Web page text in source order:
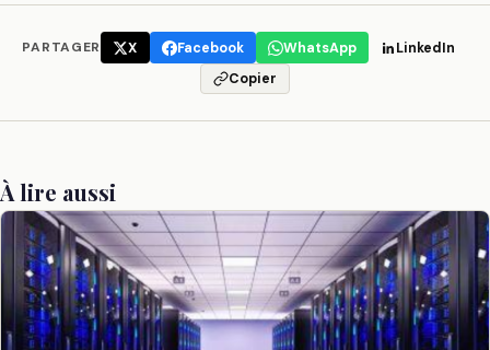
PARTAGER X Facebook WhatsApp
LinkedIn
Copier
À lire aussi